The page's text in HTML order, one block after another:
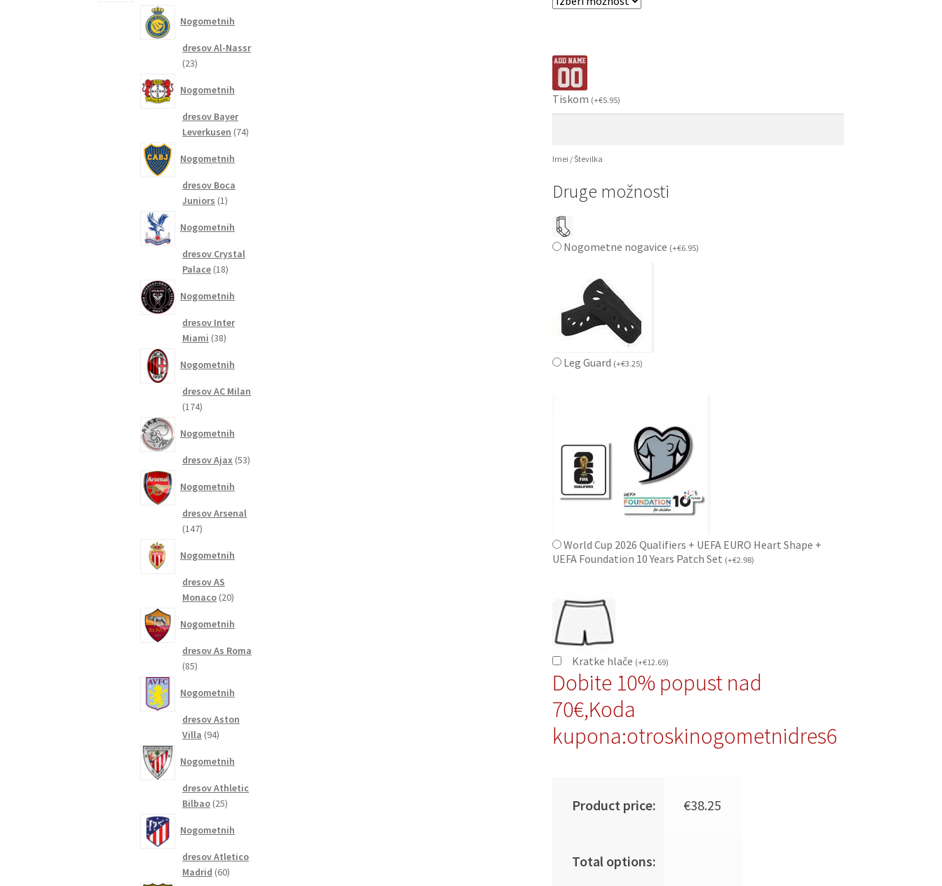
Tiskom (+€5.95)
Imei / Številka
Druge možnosti
Nogometne nogavice (+€6.95)
Leg Guard (+€3.25)
World Cup 2026 Qualifiers + UEFA EURO Heart Shape +
UEFA Foundation 10 Years Patch Set (+€2.98)
Kratke hlače (+€12.69)
Dobite 10% popust nad
70€,Koda
kupona:otroskinogometnidres6
Product price: €38.25
Total options:
Nogometnih
dresov Al-Nassr
2323
Nogometnih
dresov Bayer
Leverkusen 7474
Nogometnih
dresov Boca
Juniors 11
Nogometnih
dresov Crystal
Palace 1818
Nogometnih
dresov Inter
Miami 3838
Nogometnih
dresov AC Milan
174174
Nogometnih
dresov Ajax 5353
Nogometnih
dresov Arsenal
147147
Nogometnih
dresov AS
Monaco 2020
Nogometnih
dresov As Roma
8585
Nogometnih
dresov Aston
Villa 9494
Nogometnih
dresov Athletic
Bilbao 2525
Nogometnih
dresov Atletico
Madrid 6060